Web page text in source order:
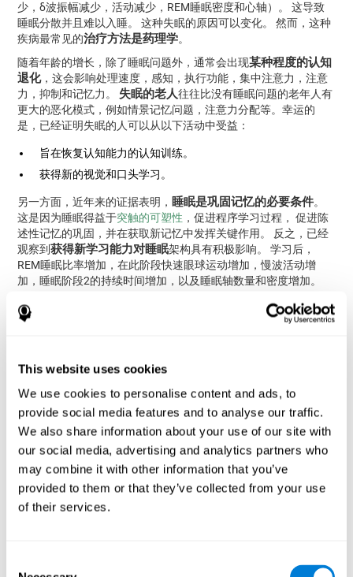
This website uses cookies
We use cookies to personalise content and ads, to
provide social media features and to analyse our traffic.
We also share information about your use of our site with
our social media, advertising and analytics partners who
may combine it with other information that you’ve
provided to them or that they’ve collected from your use
of their services.
少，δ波振幅减少，活动减少，REM睡眠密度和心轴）。 这导致
睡眠分散并且难以入睡。 这种失眠的原因可以变化。 然而，这种
疾病最常见的治疗方法是药理学。
随着年龄的增长，除了睡眠问题外，通常会出现某种程度的认知
退化，这会影响处理速度，感知，执行功能，集中注意力，注意
力，抑制和记忆力。 失眠的老人往往比没有睡眠问题的老年人有
更大的恶化模式，例如情景记忆问题，注意力分配等。幸运的
是，已经证明失眠的人可以从以下活动中受益：
旨在恢复认知能力的认知训练。
获得新的视觉和口头学习。
另一方面，近年来的证据表明， 睡眠是巩固记忆的必要条件。
这是因为睡眠得益于突触的可塑性 ，促进程序学习过程， 促进陈
述性记忆的巩固，并在获取新记忆中发挥关键作用。 反之，已经
观察到获得新学习能力对睡眠架构具有积极影响。 学习后，
REM睡眠比率增加，在此阶段快速眼球运动增加，慢波活动增
加，睡眠阶段2的持续时间增加，以及睡眠轴数量和密度增加。
有了这一切，可以合理地假设从
适当的认知训练中获得的新学
习可以帮助：
改善睡眠质量。
改善认知状态。
方法
研究设计
一项为期11周的随机对照临床试验在独立老年失眠患者中进行，
采用两组设计：CogniFit干预（实验组）和非特异性干预（ 控制
组）。
到参与者家，注册CogniFit平台。 专员每两周会致电一次参与